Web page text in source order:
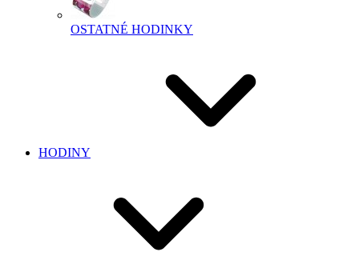
OSTATNÉ HODINKY
HODINY